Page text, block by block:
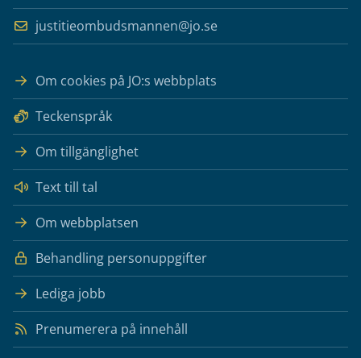
justitieombudsmannen@jo.se
Om cookies på JO:s webbplats
Teckenspråk
Om tillgänglighet
Text till tal
Om webbplatsen
Behandling personuppgifter
Lediga jobb
Prenumerera på innehåll